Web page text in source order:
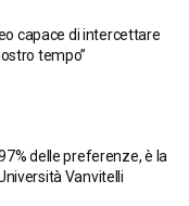
capace di intercettare
tempo”
delle preferenze, è la
Vanvitelli